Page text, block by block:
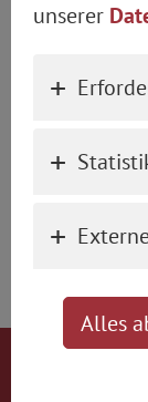
18:00 -
Reichert
unserer
Alles